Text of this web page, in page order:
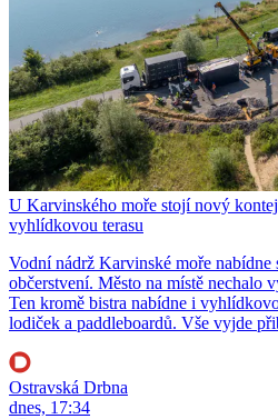
U Karvinského moře stojí nový
vyhlídkovou terasu
Vodní nádrž Karvinské moře
občerstvení. Město na místě nechalo
Ten kromě bistra nabídne i
lodiček a paddleboardů. Vše vyjde
Ostravská Drbna
dnes, 17:34